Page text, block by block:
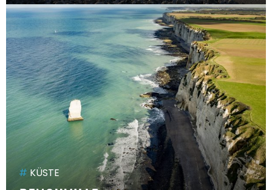
# KÜSTE